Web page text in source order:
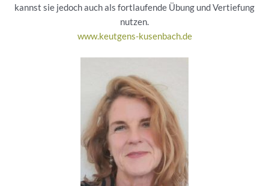
kannst sie jedoch auch als fortlaufende Übung und Vertiefung
nutzen.
www.keutgens-kusenbach.de